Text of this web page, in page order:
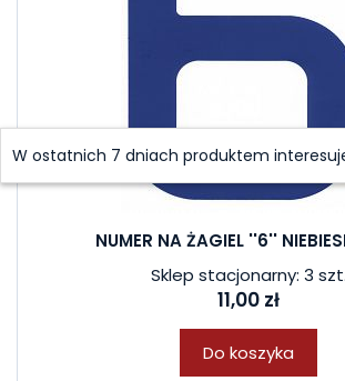
NUMER NA ŻAGIEL ''6''
Sklep stacjonarny: 3 szt.
11,00 zł
Do koszyka
W ostatnich 7 dniach produktem